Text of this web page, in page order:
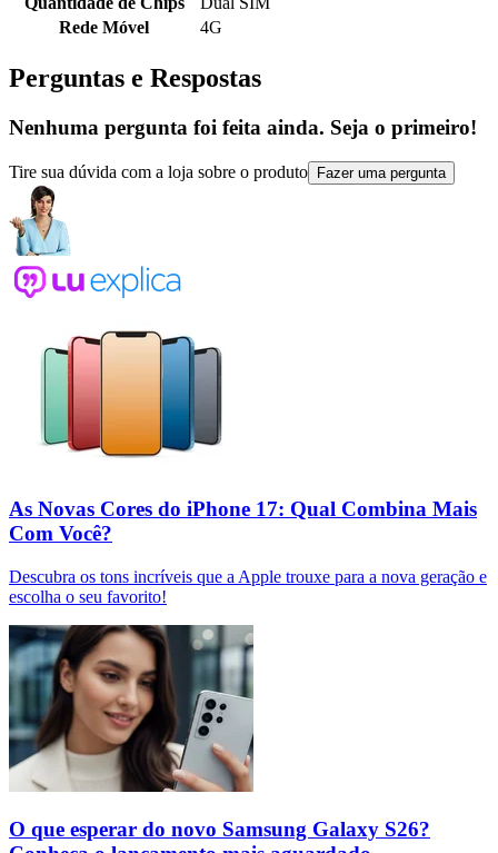
Rede Móvel
4G
Perguntas e Respostas
Nenhuma pergunta foi feita ainda. Seja o primeiro!
Tire sua dúvida com a loja sobre o produto Fazer uma pergunta
As Novas Cores do iPhone 17: Qual Combina Mais
Com Você?
Descubra os tons incríveis que a Apple trouxe para a nova geração e
escolha o seu favorito!
O que esperar do novo Samsung Galaxy S26?